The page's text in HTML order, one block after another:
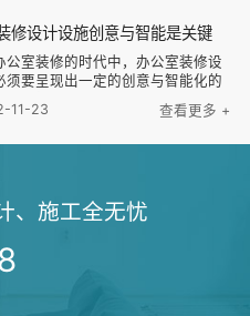
修设计设施创意与智能是关键
公室装修的时代中，办公室装修设
须要呈现出一定的创意与智能化的
竟现如今已经呈现出了智能化发展
办公室的装修设计没有达到这样的
11-23 查看更多 +
、施工全无忧